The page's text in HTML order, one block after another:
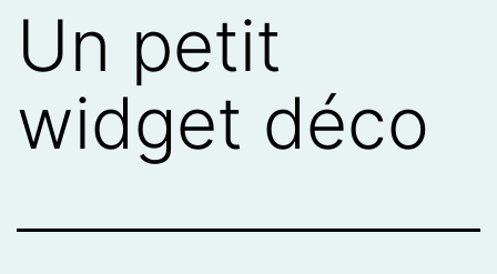
Un petit
widget déco